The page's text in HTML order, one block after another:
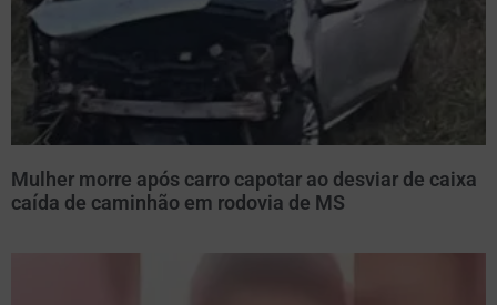
Mulher morre após carro capotar ao desviar de caixa
caída de caminhão em rodovia de MS